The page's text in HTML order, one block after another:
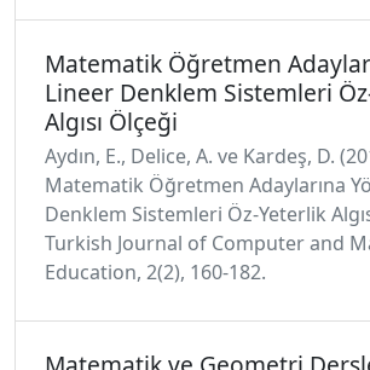
Matematik Öğretmen
Lineer Denklem Sistemleri
Algısı Ölçeği
Aydın, E., Delice, A. ve Kardeş, D.
Matematik Öğretmen Adaylarına
Denklem Sistemleri Öz-Yeterlik
Turkish Journal of Computer and
Education, 2(2), 160-182.